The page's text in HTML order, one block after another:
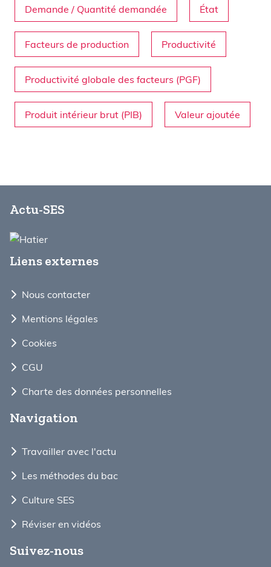
Demande / Quantité demandée État
Facteurs de production Productivité
Productivité globale des facteurs (PGF)
Produit intérieur brut (PIB) Valeur ajoutée
Actu-SES
Liens externes
Nous contacter
Mentions légales
Cookies
CGU
Charte des données personnelles
Navigation
Travailler avec l'actu
Les méthodes du bac
Culture SES
Réviser en vidéos
Suivez-nous